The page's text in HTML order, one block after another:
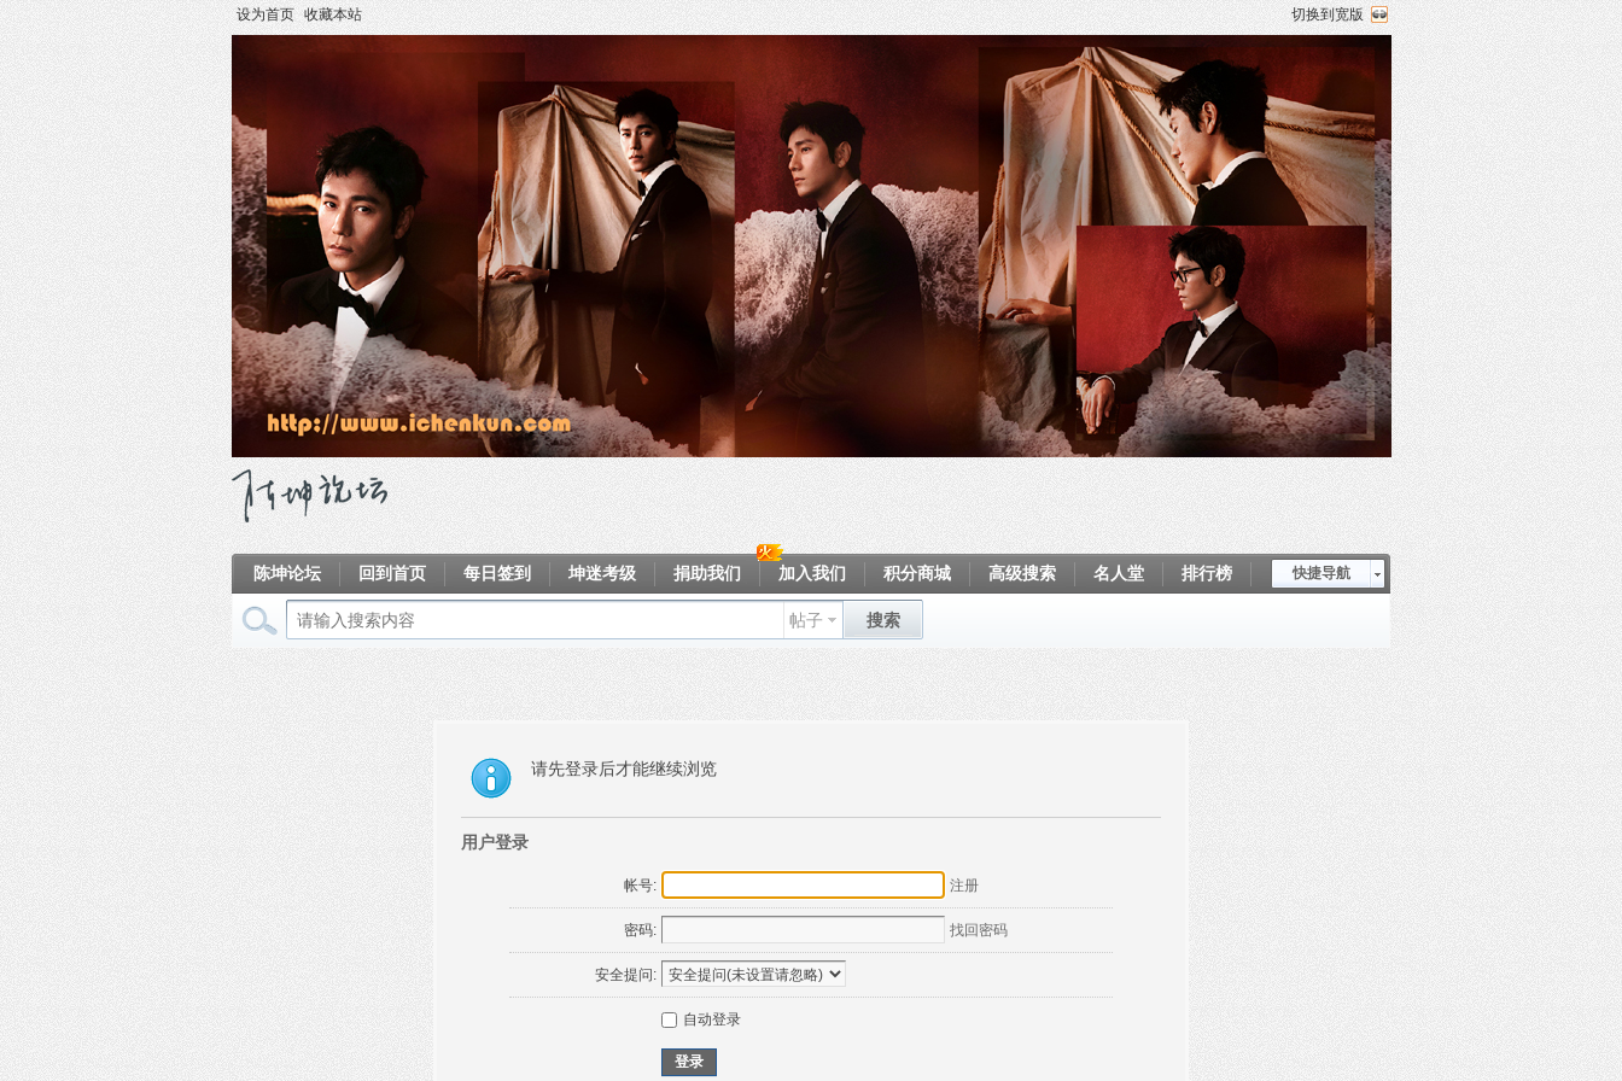
设为首页 收藏本站 切换到宽版
快捷导航
陈坤论坛 回到首页 每日签到 坤迷考级 捐助我们 加入我们 积分商城 高级搜索 名人堂
排行榜
帖子 搜索
请先登录后才能继续浏览
用户登录
帐号: 注册
密码: 找回密码
安全提问:
自动登录
登录